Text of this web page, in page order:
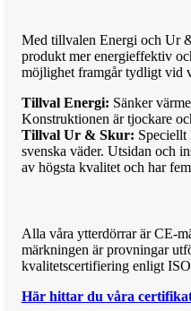
Med tillvalen Energi och Ur
produkt merenergieffektiv
möjlighet framgår tydligt vid
Tillval Energi: Sänker
Konstruktionen är tjockare
Tillval Ur & Skur: Speciellt
svenska väder. Utsidan och
av högsta kvalitet och har
Alla våra ytterdörrar är CE-
märkningen är provningar
kvalitetscertifiering enligt
Här hittar du våra